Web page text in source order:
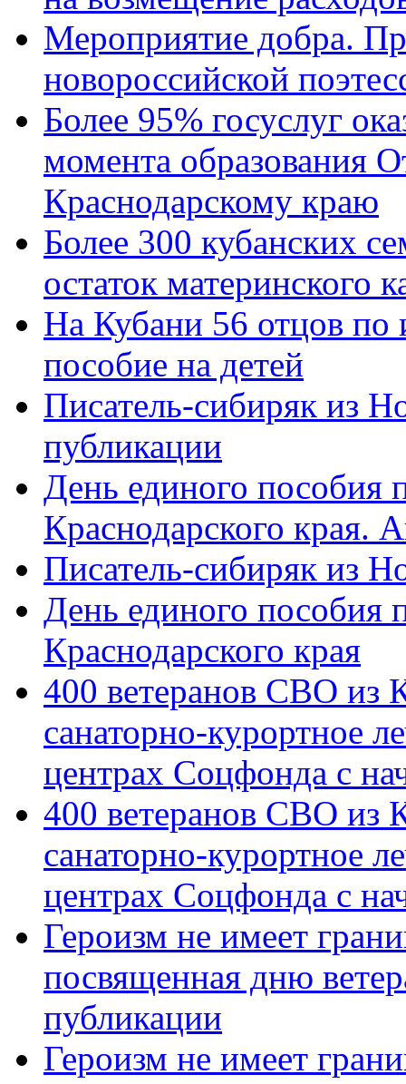
Мероприятие добра.
новороссийской
Более 95% госуслуг
момента образования
Краснодарскому краю
Более 300 кубанских
остаток материнского
На Кубани 56 отцов по
пособие на детей
Писатель-сибиряк из
публикации
День единого пособия
Краснодарского края.
Писатель-сибиряк из
День единого пособия
Краснодарского края
400 ветеранов СВО из
санаторно-курортное
центрах Соцфонда с
400 ветеранов СВО из
санаторно-курортное
центрах Соцфонда с
Героизм не имеет
посвященная дню
публикации
Героизм не имеет